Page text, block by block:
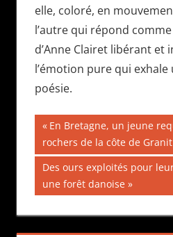
elle, coloré, en
l’autre qui répond
d’Anne Clairet libérant et
l’émotion pure qui
poésie.
Navigation
de
l’article
Publication
précédente :
En Bretagne, un jeune
rochers de la côte de
Publication
suivante :
Des ours exploités pour
une forêt danoise